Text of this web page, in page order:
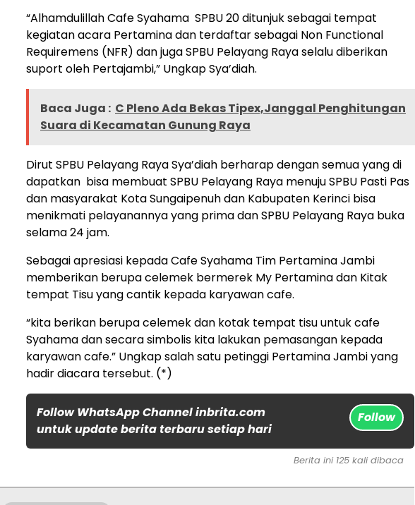
“Alhamdulillah Cafe Syahama SPBU 20 ditunjuk sebagai tempat
kegiatan acara Pertamina dan terdaftar sebagai Non Functional
Requiremens (NFR) dan juga SPBU Pelayang Raya selalu diberikan
suport oleh Pertajambi,” Ungkap Sya’diah.
Baca Juga : C Pleno Ada Bekas Tipex,Janggal Penghitungan
Suara di Kecamatan Gunung Raya
Dirut SPBU Pelayang Raya Sya’diah berharap dengan semua yang di
dapatkan bisa membuat SPBU Pelayang Raya menuju SPBU Pasti Pas
dan masyarakat Kota Sungaipenuh dan Kabupaten Kerinci bisa
menikmati pelayanannya yang prima dan SPBU Pelayang Raya buka
selama 24 jam.
Sebagai apresiasi kepada Cafe Syahama Tim Pertamina Jambi
memberikan berupa celemek bermerek My Pertamina dan Kitak
tempat Tisu yang cantik kepada karyawan cafe.
“kita berikan berupa celemek dan kotak tempat tisu untuk cafe
Syahama dan secara simbolis kita lakukan pemasangan kepada
karyawan cafe.” Ungkap salah satu petinggi Pertamina Jambi yang
hadir diacara tersebut. (*)
Follow WhatsApp Channel inbrita.com
untuk update berita terbaru setiap hari
Follow
Berita ini 125 kali dibaca